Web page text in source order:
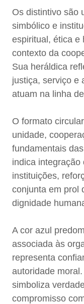
Os distintivo são
simbólico e
espiritual, ética e
contexto da
Sua heráldica
justiça, serviço e
atuam na linha
O formato
unidade,
fundamentais
indica integração
instituições,
conjunta em prol
dignidade
A cor azul
associada às
representa
autoridade
simboliza
compromisso